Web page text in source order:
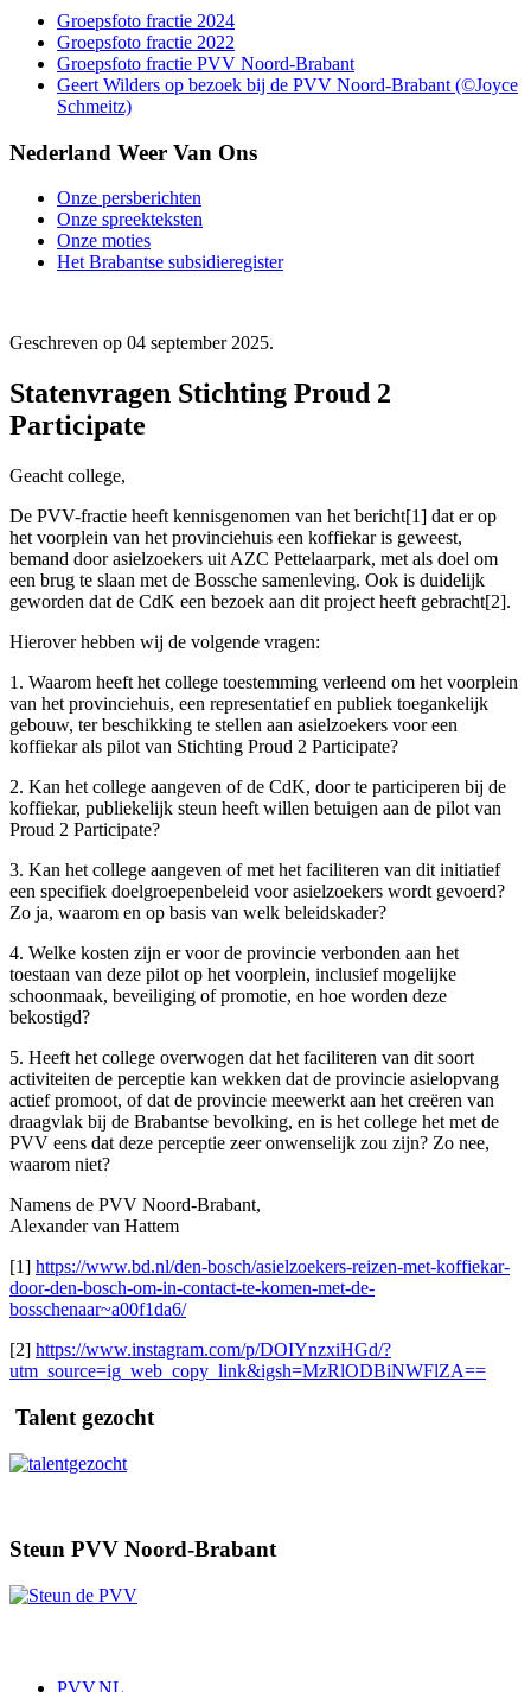
Groepsfoto fractie 2024
Groepsfoto fractie 2022
Groepsfoto fractie PVV Noord-Brabant
Geert Wilders op bezoek bij de PVV Noord-Brabant (©Joyce
Schmeitz)
Nederland Weer Van Ons
Onze persberichten
Onze spreekteksten
Onze moties
Het Brabantse subsidieregister
Geschreven op 04 september 2025.
Statenvragen Stichting Proud 2
Participate
Geacht college,
De PVV-fractie heeft kennisgenomen van het bericht[1] dat er op
het voorplein van het provinciehuis een koffiekar is geweest,
bemand door asielzoekers uit AZC Pettelaarpark, met als doel om
een brug te slaan met de Bossche samenleving. Ook is duidelijk
geworden dat de CdK een bezoek aan dit project heeft gebracht[2].
Hierover hebben wij de volgende vragen:
1. Waarom heeft het college toestemming verleend om het voorplein
van het provinciehuis, een representatief en publiek toegankelijk
gebouw, ter beschikking te stellen aan asielzoekers voor een
koffiekar als pilot van Stichting Proud 2 Participate?
2. Kan het college aangeven of de CdK, door te participeren bij de
koffiekar, publiekelijk steun heeft willen betuigen aan de pilot van
Proud 2 Participate?
3. Kan het college aangeven of met het faciliteren van dit initiatief
een specifiek doelgroepenbeleid voor asielzoekers wordt gevoerd?
Zo ja, waarom en op basis van welk beleidskader?
4. Welke kosten zijn er voor de provincie verbonden aan het
toestaan van deze pilot op het voorplein, inclusief mogelijke
schoonmaak, beveiliging of promotie, en hoe worden deze
bekostigd?
5. Heeft het college overwogen dat het faciliteren van dit soort
activiteiten de perceptie kan wekken dat de provincie asielopvang
actief promoot, of dat de provincie meewerkt aan het creëren van
draagvlak bij de Brabantse bevolking, en is het college het met de
PVV eens dat deze perceptie zeer onwenselijk zou zijn? Zo nee,
waarom niet?
Namens de PVV Noord-Brabant,
Alexander van Hattem
[1] https://www.bd.nl/den-bosch/asielzoekers-reizen-met-koffiekar-
door-den-bosch-om-in-contact-te-komen-met-de-
bosschenaar~a00f1da6/
[2] https://www.instagram.com/p/DOIYnzxiHGd/?
utm_source=ig_web_copy_link&igsh=MzRlODBiNWFlZA==
Talent gezocht
Steun PVV Noord-Brabant
PVV.NL